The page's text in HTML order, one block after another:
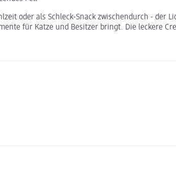
oder als Schleck-Snack zwischendurch -
für Katze und Besitzer bringt. Die leckere